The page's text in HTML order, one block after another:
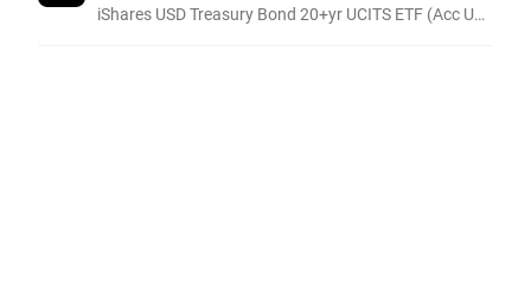
iShares USD Treasury Bond 20+yr UCITS ETF (Acc USD)